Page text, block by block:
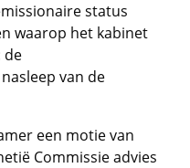
status
waarop het kabinet
de
van de
een motie van
Commissie advies